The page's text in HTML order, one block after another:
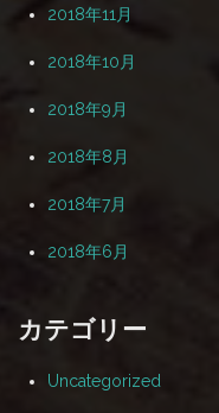
2018年11月
2018年10月
2018年9月
2018年8月
2018年7月
2018年6月
カテゴリー
Uncategorized